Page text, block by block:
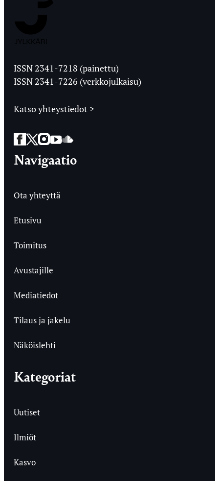
Ylioppilaslehti
ISSN 2341-7218 (painettu)
ISSN 2341-7226 (verkkojulkaisu)
Katso yhteystiedot >
Facebook
Twitter
Instagram
YouTube
SoundCloud
Navigaatio
Ota yhteyttä
Etusivu
Toimitus
Avustajille
Mediatiedot
Tilaus ja jakelu
Näköislehti
Kategoriat
Uutiset
Ilmiöt
Kasvo